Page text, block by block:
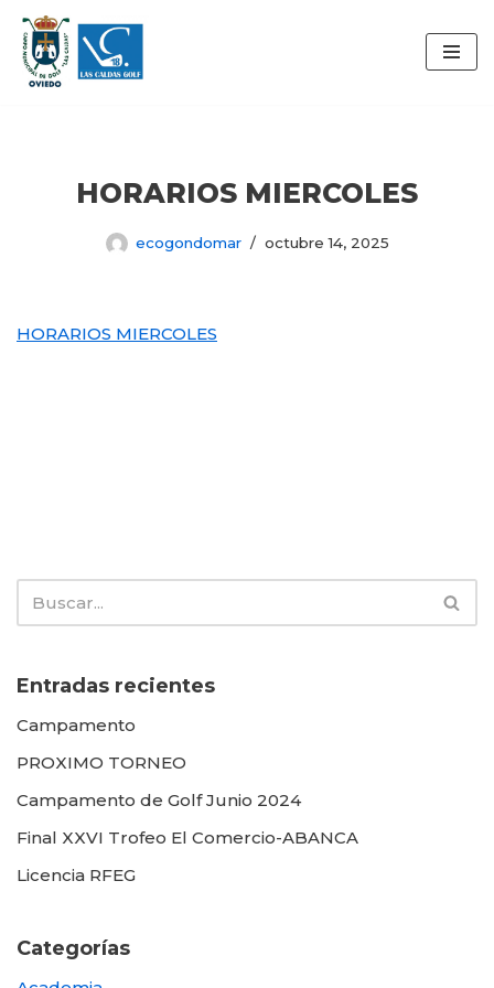
Saltar
al
HORARIOS MIERCOLES
ecogondomar octubre 14, 2025
HORARIOS MIERCOLES
Entradas recientes
Campamento
PROXIMO TORNEO
Campamento de Golf Junio 2024
Final XXVI Trofeo El Comercio-ABANCA
Licencia RFEG
Categorías